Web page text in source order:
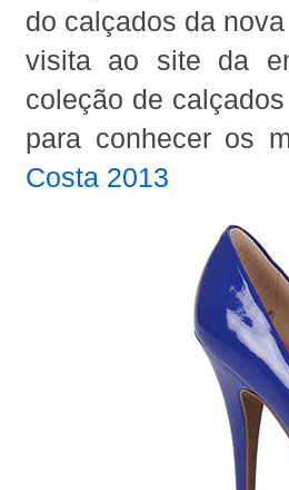
do calçados da
visita ao site da
coleção de
para conhecer os
Costa 2013